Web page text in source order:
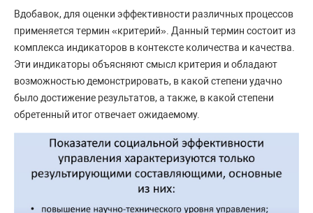
Вдобавок, для оценки эффективности различных процессов
применяется термин «критерий». Данный термин состоит из
комплекса индикаторов в контексте количества и качества.
Эти индикаторы объясняют смысл критерия и обладают
возможностью демонстрировать, в какой степени удачно
было достижение результатов, а также, в какой степени
обретенный итог отвечает ожидаемому.